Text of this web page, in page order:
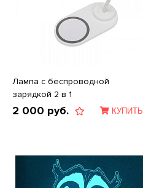
Лампа с беспроводной
зарядкой 2 в 1
2 000 руб. КУПИТЬ